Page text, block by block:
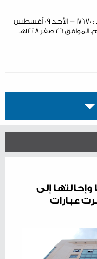
العدد : ١٧٦٧٠ - الأحد ٠٩ أغسطس
إلى
عبارات